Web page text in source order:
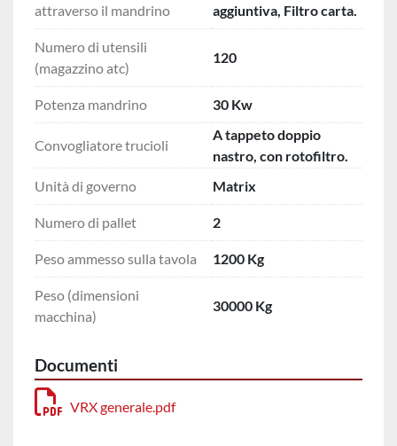
attraverso il mandrino
aggiuntiva, Filtro carta.
Numero di utensili
(magazzino atc)
120
Potenza mandrino 30 Kw
Convogliatore trucioli
A tappeto doppio
nastro, con rotofiltro.
Unità di governo
Matrix
Numero di pallet 2
Peso ammesso sulla tavola 1200 Kg
Peso (dimensioni
macchina)
30000 Kg
Documenti
VRX generale.pdf